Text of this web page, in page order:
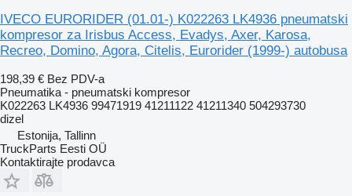
IVECO EURORIDER (01.01-) K022263 LK4936 pneumatski
kompresor za Irisbus Access, Evadys, Axer, Karosa,
Recreo, Domino, Agora, Citelis, Eurorider (1999-) autobusa
198,39 € Bez PDV-a
Pneumatika - pneumatski kompresor
K022263 LK4936 99471919 41211122 41211340 504293730
dizel
Estonija, Tallinn
TruckParts Eesti OÜ
Kontaktirajte prodavca